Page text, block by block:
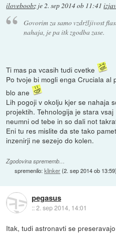
iloveboobz je2. sep 2014 ob 11:41
Govorim za samo vzdržljivost
nahaja, je pa itk zgodba zase.
Ti mas pa vcasih tudi cvetke
Po tvoje bi mogli enga Cruciala al
blo ane
Lih pogoji v okolju kjer se nahaja
projektih. Tehnologija je stara
neumni od tebe in so dali not
Eni tu res mislite da ste tako
inzenirji ne sezejo do kolen.
Zgodovina sprememb…
spremenilo:klinker(2. sep 2014 ob 13:59)
pegasus
::2. sep 2014, 14:01
Itak, tudi astronavti se